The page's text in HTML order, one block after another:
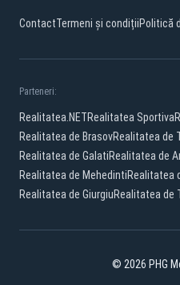
ContactTermeni și condițiiPolitică
Parteneri:
Realitatea.NETRealitatea Sportiva
Realitatea de BrasovRealitatea de
Realitatea de GalatiRealitatea de
Realitatea de MehedintiRealitatea
Realitatea de GiurgiuRealitatea de
© 2026 PHG